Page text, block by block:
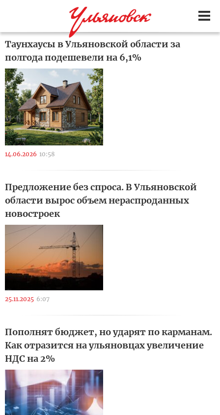
Таунхаусы в Ульяновской области за
полгода подешевели на 6,1%
14.06.2026 10:58
Предложение без спроса. В Ульяновской
области вырос объем нераспроданных
новостроек
25.11.2025 6:07
Пополнят бюджет, но ударят по карманам.
Как отразится на ульяновцах увеличение
НДС на 2%